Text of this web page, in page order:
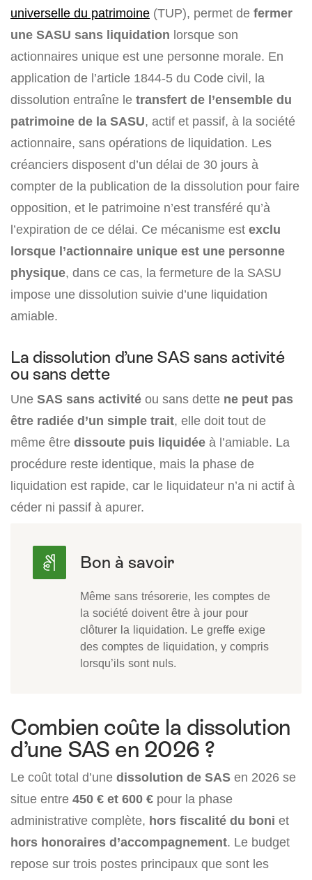
universelle du patrimoine (TUP), permet de fermer
une SASU sans liquidation lorsque son
actionnaires unique est une personne morale. En
application de l’article 1844-5 du Code civil, la
dissolution entraîne le transfert de l’ensemble du
patrimoine de la SASU, actif et passif, à la société
actionnaire, sans opérations de liquidation. Les
créanciers disposent d’un délai de 30 jours à
compter de la publication de la dissolution pour faire
opposition, et le patrimoine n’est transféré qu’à
l’expiration de ce délai. Ce mécanisme est exclu
lorsque l’actionnaire unique est une personne
physique, dans ce cas, la fermeture de la SASU
impose une dissolution suivie d’une liquidation
amiable.
La dissolution d’une SAS sans activité
ou sans dette
Une SAS sans activité ou sans dette ne peut pas
être radiée d’un simple trait, elle doit tout de
même être dissoute puis liquidée à l’amiable. La
procédure reste identique, mais la phase de
liquidation est rapide, car le liquidateur n’a ni actif à
céder ni passif à apurer.
Même sans trésorerie, les comptes de
la société doivent être à jour pour
clôturer la liquidation. Le greffe exige
des comptes de liquidation, y compris
lorsqu’ils sont nuls.
Combien coûte la dissolution
d’une SAS en 2026 ?
Le coût total d’une dissolution de SAS en 2026 se
situe entre 450 € et 600 € pour la phase
administrative complète, hors fiscalité du boni et
hors honoraires d’accompagnement. Le budget
repose sur trois postes principaux que sont les